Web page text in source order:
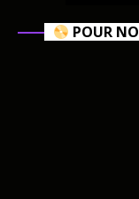
POUR